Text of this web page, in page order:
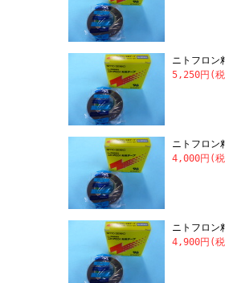
ニトフロ
5,250円(
ニトフロ
4,000円(
ニトフロ
4,900円(